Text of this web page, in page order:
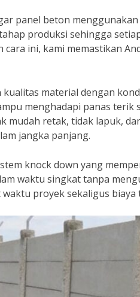
panel beton
produksi sehingga
cara ini, kami memastikan
material dengan
menghadapi panas terik
mudah retak, tidak lapuk,
jangka panjang.
knock down yang
waktu singkat tanpa
proyek sekaligus biaya